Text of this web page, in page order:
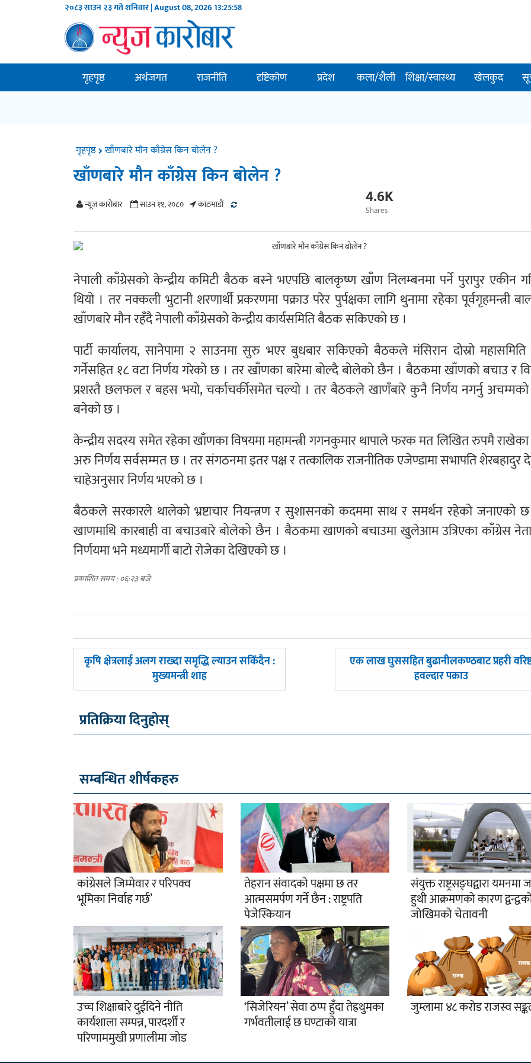
२०८३ साउन २३ गते शनिवार | August 08, 202613:25:58
गृहपृष्ठ अर्थजगत राजनीति दृष्टिकोण प्रदेश कला/शैली शिक्षा/स्वास्थ्य खेलकुद
गृहपृष्ठ खाँणबारे मौन काँग्रेस किन बोलेन ?
खाँणबारे मौन काँग्रेस किन बोलेन ?
न्यूज काराेबार साउन ११, २०८० काठमाडाैं 4.6K
Shares
नेपाली काँग्रेसको केन्द्रीय कमिटी बैठक बस्ने भएपछि बालकृष्ण खाँण निलम्बनमा पर्ने पुरापुर एकीन
थियो । तर नक्कली भुटानी शरणार्थी प्रकरणमा पक्राउ परेर पुर्पक्षका लागि थुनामा रहेका पूर्वगृहमन्त्री
खाँणबारे मौन रहँदै नेपाली काँग्रेसको केन्द्रीय कार्यसमिति बैठक सकिएको छ ।
पार्टी कार्यालय, सानेपामा २ साउनमा सुरु भएर बुधबार सकिएको बैठकले मंसिरान दोस्रो
गर्नेसहित १८ वटा निर्णय गरेको छ । तर खाँणका बारेमा बोल्दै बोलेको छैन । बैठकमा खाँणको बचाउ र
प्रशस्तै छलफल र बहस भयो, चर्काचर्कीसमेत चल्यो । तर बैठकले खाणँबारे कुनै निर्णय नगर्नु अचम्मको
बनेको छ ।
केन्द्रीय सदस्य समेत रहेका खाँणका विषयमा महामन्त्री गगनकुमार थापाले फरक मत लिखित रुपमै
अरु निर्णय सर्वसम्मत छ । तर संगठनमा इतर पक्ष र तत्कालिक राजनीतिक एजेण्डामा सभापति शेरबहादुर
चाहेअनुसार निर्णय भएको छ ।
बैठकले सरकारले थालेको भ्रष्टाचार नियन्त्रण र सुशासनको कदममा साथ र समर्थन रहेको जनाएको
खाणमाथि कारबाही वा बचाउबारे बोलेको छैन । बैठकमा खाणको बचाउमा खुलेआम उत्रिएका काँग्रेस
निर्णयमा भने मध्यमार्गी बाटो रोजेका देखिएको छ ।
प्रकाशित समय : ०६:२३ बजे
पछिल्लाे
कृषि क्षेत्रलाई अलग राख्दा समृद्धि ल्याउन सकिँदैन :
मुख्यमन्त्री शाह
अघिल्लाे
एक लाख घुससहित बुढानीलकण्ठबाट प्रहरी
हवल्दार पक्राउ
प्रतिक्रिया दिनुहोस्
सम्बन्धित शीर्षकहरु
कांग्रेसले जिम्मेवार र परिपक्व
भूमिका निर्वाह गर्छ’
तेहरान संवादको पक्षमा छ तर
आत्मसमर्पण गर्ने छैन : राष्ट्रपति
पेजेस्कियान
संयुक्त राष्ट्रसङ्घद्वारा यमनमा
हुथी आक्रमणको कारण
जोखिमको चेतावनी
उच्च शिक्षाबारे दुईदिने नीति
कार्यशाला सम्पन्न, पारदर्शी र
परिणाममुखी प्रणालीमा जोड
‘सिजेरियन’ सेवा ठप्प हुँदा तेह्रथुमका
गर्भवतीलाई छ घण्टाको यात्रा
जुम्लामा ४८ करोड राजस्व